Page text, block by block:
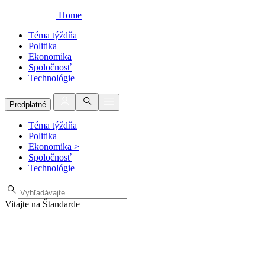
Home
Téma týždňa
Politika
Ekonomika
Spoločnosť
Technológie
Predplatné
Téma týždňa
Politika
Ekonomika >
Spoločnosť
Technológie
Vitajte na Štandarde